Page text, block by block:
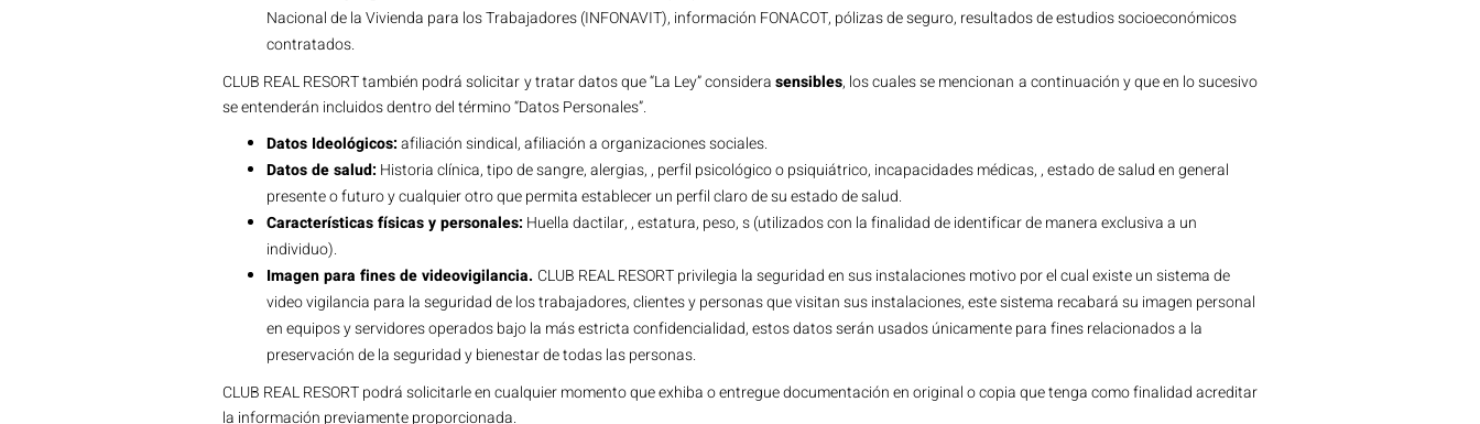
Nacional de la Vivienda para los Trabajadores (INFONAVIT), información FONACOT, pólizas de seguro, resultados de estudios socioeconómicos
contratados.
CLUB REAL RESORT también podrá solicitar y tratar datos que “La Ley” considerasensibles, los cuales se mencionan a continuación y que en lo sucesivo
se entenderán incluidos dentro del término “Datos Personales”.
Datos Ideológicos:afiliación sindical, afiliación a organizaciones sociales.
Datos de salud: Historia clínica, tipo de sangre, alergias, , perfil psicológico o psiquiátrico, incapacidades médicas, , estado de salud en general
presente o futuro y cualquier otro que permita establecer un perfil claro de su estado de salud.
Características físicas y personales: Huella dactilar, , estatura, peso, s (utilizados con la finalidad de identificar de manera exclusiva a un
individuo).
Imagen para fines de videovigilancia. CLUB REAL RESORT privilegia la seguridad en sus instalaciones motivo por el cual existe un sistema de
video vigilancia para la seguridad de los trabajadores, clientes y personas que visitan sus instalaciones, este sistema recabará su imagen personal
en equipos y servidores operados bajo la más estricta confidencialidad, estos datos serán usados únicamente para fines relacionados a la
preservación de la seguridad y bienestar de todas las personas.
CLUB REAL RESORT podrá solicitarle en cualquier momento que exhiba o entregue documentación en original o copia que tenga como finalidad acreditar
la información previamente proporcionada.